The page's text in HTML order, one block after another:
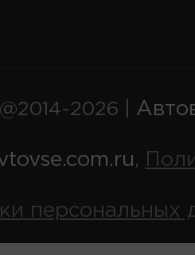
2026 |
,
персональных